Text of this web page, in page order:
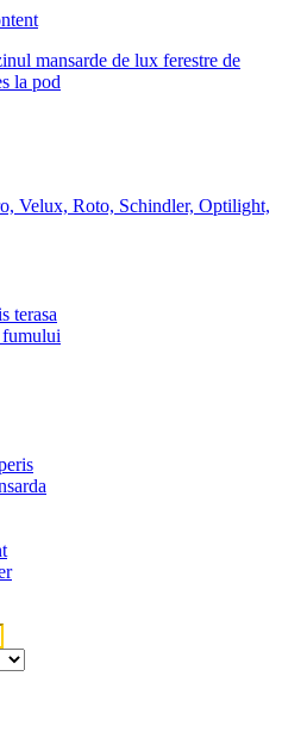
mansarde de lux ferestre de
la pod
terasa
fumului